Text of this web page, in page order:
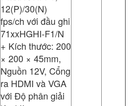
12(P)/30(N)
fps/ch với đầu ghi
71xxHGHI-F1/N
+ Kích thước: 200
× 200 × 45mm,
Nguồn 12V, Cổng
ra HDMI và VGA
với Độ phân giải